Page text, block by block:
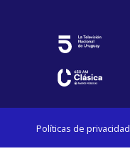
Políticas de privacidad